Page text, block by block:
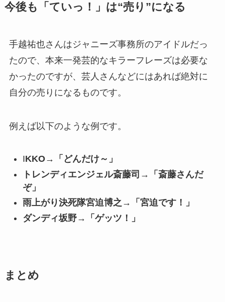
今後も「ていっ！」は“売り”になる
手越祐也さんはジャニーズ事務所のアイドルだっ
たので、本来一発芸的なキラーフレーズは必要な
かったのですが、芸人さんなどにはあれば絶対に
自分の売りになるものです。
例えば以下のような例です。
IKKO→「どんだけ～」
トレンディエンジェル斎藤司→「斎藤さんだ
ぞ」
雨上がり決死隊宮迫博之→「宮迫です！」
ダンディ坂野→「ゲッツ！」
まとめ